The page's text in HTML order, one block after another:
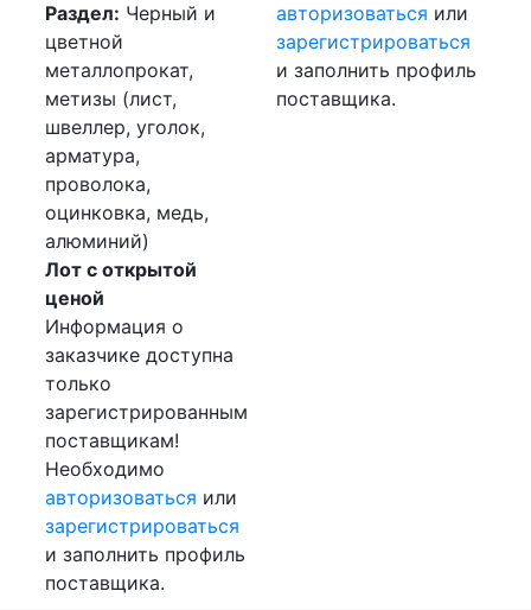
Раздел: Черный и
цветной
металлопрокат,
метизы (лист,
швеллер, уголок,
арматура,
проволока,
оцинковка, медь,
алюминий)
Лот с открытой
ценой
Информация о
заказчике доступна
только
зарегистрированным
поставщикам!
Необходимо
авторизоваться или
зарегистрироваться
и заполнить профиль
поставщика.
авторизоваться или
зарегистрироваться
и заполнить профиль
поставщика.